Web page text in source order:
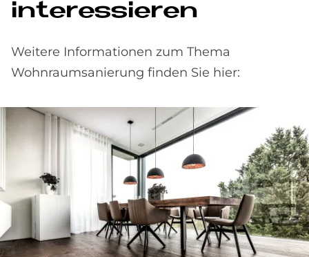
interessieren
Weitere Informationen zum Thema
Wohnraumsanierung finden Sie hier: